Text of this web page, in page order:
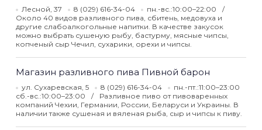
Лесной, 37 8 (029) 616-34-04
пн.-вс.:10:00–22:00
Около 40 видов разливного пива, сбитень, медовуха и
другие слабоалкогольные напитки. В качестве закусок
можно выбрать сушеную рыбу, бастурму, мясные чипсы,
копченый сыр Чечил, сухарики, орехи и чипсы.
Магазин разливного пива Пивной барон
ул. Сухаревская, 5 8 (029) 616-34-04
пн.-пт.:11:00–23:00
сб.-вс.:10:00–23:00
Разливное пиво от пивоваренных
компаний Чехии, Германии, России, Беларуси и Украины. В
наличии также сушеная и вяленая рыба, сыр и чипсы к пиву.